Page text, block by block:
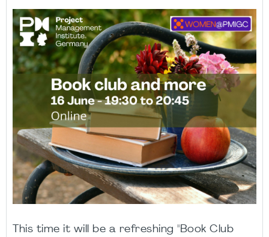
This time it will be a refreshing "Book Club